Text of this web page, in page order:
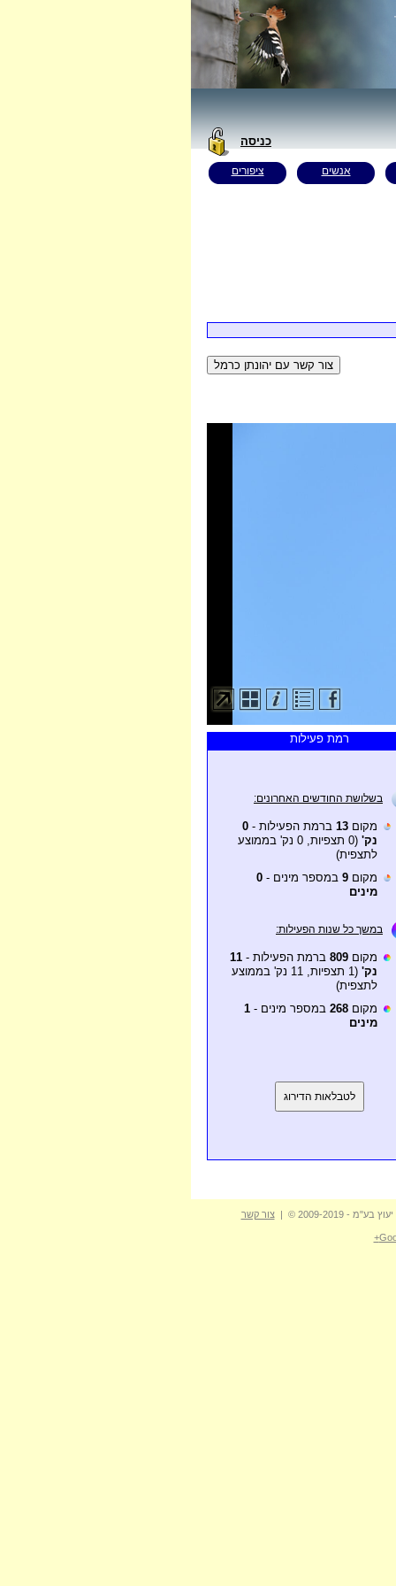
כניסה
אנשים ציפורים
רמת פעילות
בשלושת החודשים האחרונים:
מקום 13 ברמת הפעילות - 0
נק'
(0 תצפיות, 0 נק' בממוצע
לתצפית)
מקום 9 במספר מינים - 0
מינים
במשך כל שנות הפעילות:
מקום 809 ברמת הפעילות - 11
נק'
(1 תצפיות, 11 נק' בממוצע
לתצפית)
מקום 268 במספר מינים - 1
מינים
לטבלאות הדירוג
- 2009-2019 © | צור קשר